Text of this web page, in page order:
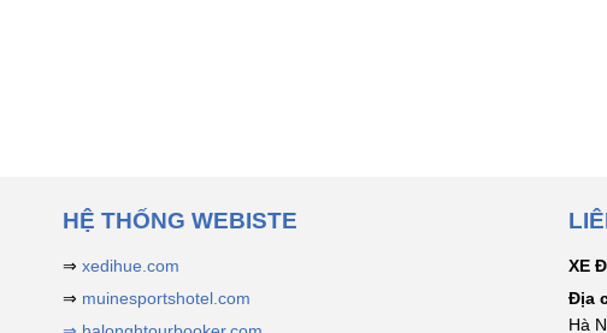
HỆ THỐNG WEBISTE
⇒ xedihue.com
⇒ muinesportshotel.com
XE
Địa
Hà